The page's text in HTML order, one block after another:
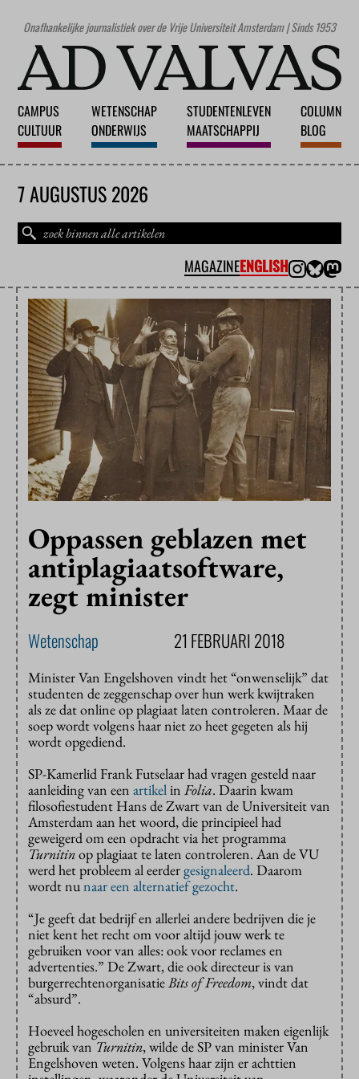
Onafhankelijke journalistiek over de Vrije Universiteit Amsterdam | Sinds 1953
CAMPUS
CULTUUR
WETENSCHAP
ONDERWIJS
STUDENTENLEVEN
MAATSCHAPPIJ
COLUMN
BLOG
7 AUGUSTUS 2026
MAGAZINEENGLISH
Oppassen geblazen met
antiplagiaatsoftware,
zegt minister
Wetenschap 21 FEBRUARI 2018
Minister Van Engelshoven vindt het “onwenselijk” dat
studenten de zeggenschap over hun werk kwijtraken
als ze dat online op plagiaat laten controleren. Maar de
soep wordt volgens haar niet zo heet gegeten als hij
wordt opgediend.
SP-Kamerlid Frank Futselaar had vragen gesteld naar
aanleiding van een artikelin Folia. Daarin kwam
filosofiestudent Hans de Zwart van de Universiteit van
Amsterdam aan het woord, die principieel had
geweigerd om een opdracht via het programma
Turnitinop plagiaat te laten controleren. Aan de VU
werd het probleem al eerdergesignaleerd. Daarom
wordt nunaar een alternatief gezocht.
“Je geeft dat bedrijf en allerlei andere bedrijven die je
niet kent het recht om voor altijd jouw werk te
gebruiken voor van alles: ook voor reclames en
advertenties.” De Zwart, die ook directeur is van
burgerrechtenorganisatieBits of Freedom, vindt dat
“absurd”.
Hoeveel hogescholen en universiteiten maken eigenlijk
gebruik vanTurnitin, wilde de SP van minister Van
Engelshoven weten. Volgens haar zijn er achttien